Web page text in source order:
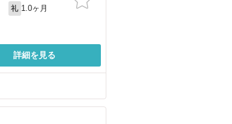
礼 1.0ヶ月
詳細を見る